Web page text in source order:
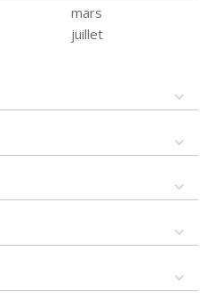
mars
juillet